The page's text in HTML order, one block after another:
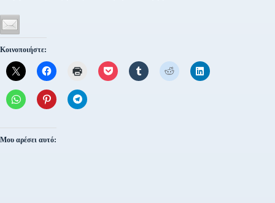
Κοινοποιήστε:
Μου αρέσει αυτό: